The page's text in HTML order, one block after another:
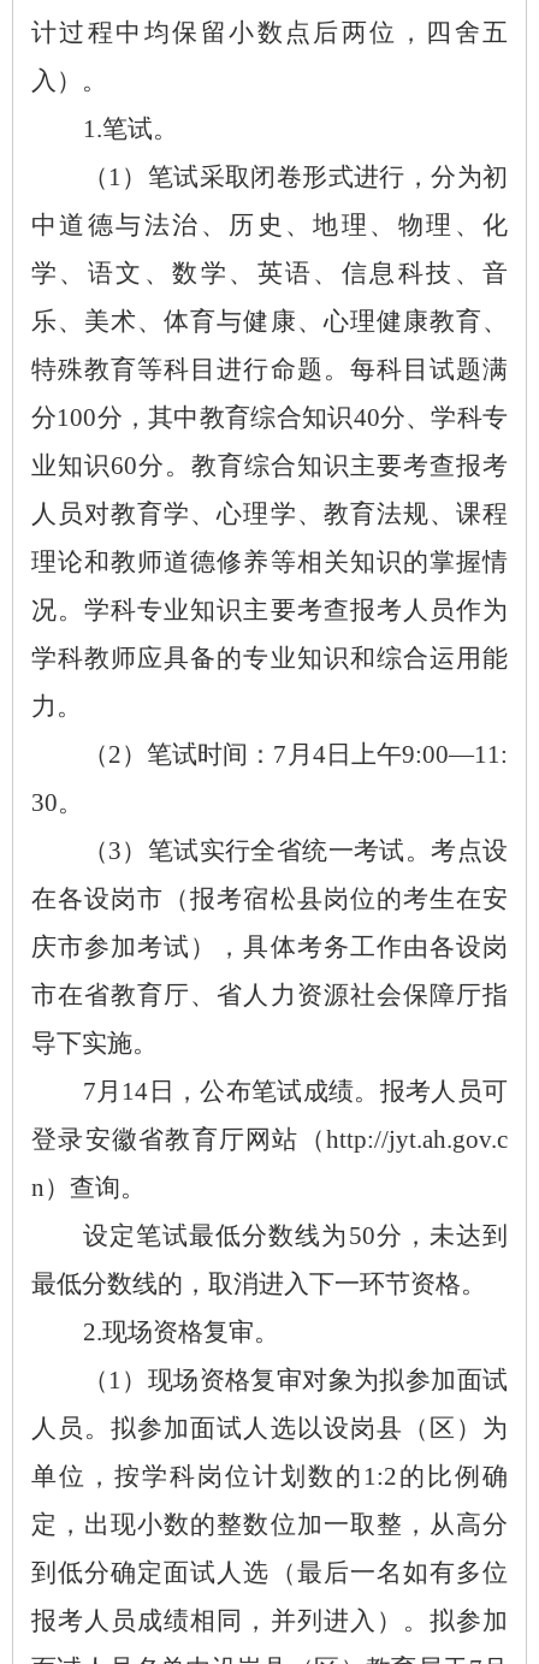
计过程中均保留小数点后两位，四舍五
入）。
1.笔试。
（ 1）笔试采取闭卷形式进行，分为初
中道德与法治、历史、地理、物理、化
学、语文、数学、英语、信息科技、音
乐、美术、体育与健康、心理健康教育、
特殊教育等科目进行命题。每科目试题满
分100分，其中教育综合知识40分、学科专
业知识60分。教育综合知识主要考查报考
人员对教育学、心理学、教育法规、课程
理论和教师道德修养等相关知识的掌握情
况。学科专业知识主要考查报考人员作为
学科教师应具备的专业知识和综合运用能
力。
（2）笔试时间：7月4日上午9:00—11:
30。
（3）笔试实行全省统一考试。考点设
在各设岗市（报考宿松县岗位的考生在安
庆市参加考试），具体考务工作由各设岗
市在省教育厅、省人力资源社会保障厅指
导下实施。
7月14日，公布笔试成绩。报考人员可
登录安徽省教育厅网站（http://jyt.ah.gov.c
n）查询。
设定笔试最低分数线为 50分，未达到
最低分数线的，取消进入下一环节资格。
2.现场资格复审。
（ 1）现场资格复审对象为拟参加面试
人员。拟参加面试人选以设岗县（区）为
单位，按学科岗位计划数的1:2的比例确
定，出现小数的整数位加一取整，从高分
到低分确定面试人选（最后一名如有多位
报考人员成绩相同，并列进入）。拟参加